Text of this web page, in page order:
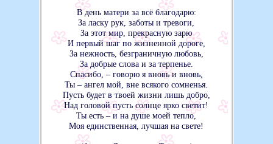
В день матери за всё благодарю:
За ласку рук, заботы и тревоги,
За этот мир, прекрасную зарю
И первый шаг по жизненной дороге,
За нежность, безграничную любовь,
За добрые слова и за терпенье.
Спасибо, – говорю я вновь и вновь,
Ты – ангел мой, вне всякого сомненья.
Пусть будет в твоей жизни лишь добро,
Над головой пусть солнце ярко светит!
Ты есть – и на душе моей тепло,
Моя единственная, лучшая на свете!